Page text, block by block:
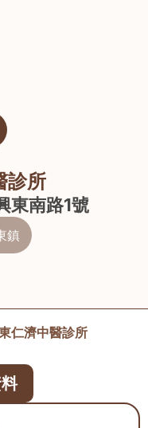
診所
東南路1號
鎮
仁濟中醫診所